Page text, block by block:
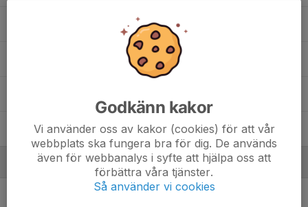
Sam Svensson Zahir
Vilmer Hallberg
Ledare
Godkänn kakor
Vi använder oss av kakor (cookies) för att vår
webbplats ska fungera bra för dig. De används
även för webbanalys i syfte att hjälpa oss att
förbättra våra tjänster.
Så använder vi cookies